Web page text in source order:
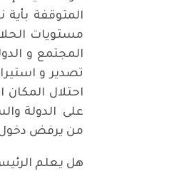
المتوقفة
مستويات
المجتمع و
تصدير و
احتلال
على الدولة
من يرفض دخول
هل يعلم